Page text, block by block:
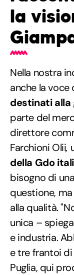
la
Nella nostra
anche la
destinati alla
parte del
direttore
Farchioni Olii,
della Gdo
bisogno di
questione,
alla qualità.
unica –
e industria.
e tre frantoi
Puglia, qui